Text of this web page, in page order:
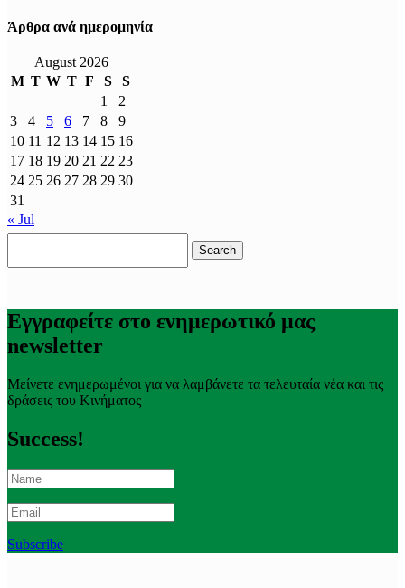
Άρθρα ανά ημερομηνία
August 2026
M T W T F S
S
1
2
3
4 5 6 7 8
9
10 11 12 13 14 15 16
17 18 19 20 21 22 23
24 25 26 27 28 29 30
31
« Jul
Εγγραφείτε στο ενημερωτικό μας
newsletter
Μείνετε ενημερωμένοι για να λαμβάνετε τα τελευταία νέα και τις
δράσεις του Κινήματος
Success!
Subscribe